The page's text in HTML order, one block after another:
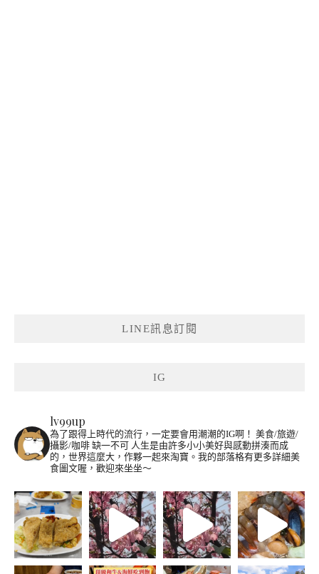
LINE訊息訂閱
IG
lv99up
為了跟得上時代的流行，一定要會用潮潮的IG啊！ 美食/旅遊/
攝影/咖啡 缺一不可 人生是由許多小小美好與感動拼湊而成
的，世界這麼大，作夥一起來淘寶。我的部落格有更多詳細美
食圖文喔，歡迎來坐坐～